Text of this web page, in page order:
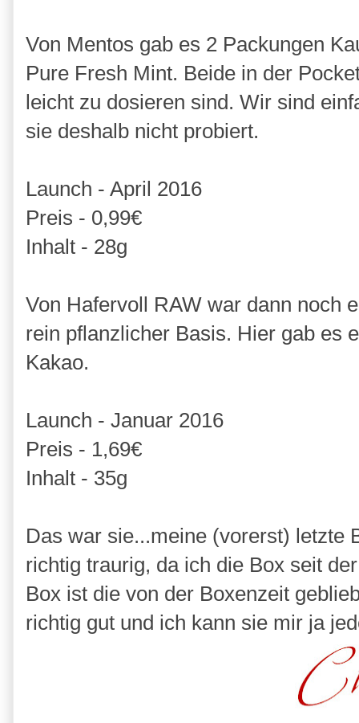
Von Mentos gab es 2 Packungen
Pure Fresh Mint. Beide in der
leicht zu dosieren sind. Wir sind
sie deshalb nicht probiert.
Launch - April 2016
Preis - 0,99€
Inhalt - 28g
Von Hafervoll RAW war dann noch
rein pflanzlicher Basis. Hier gab es
Kakao.
Launch - Januar 2016
Preis - 1,69€
Inhalt - 35g
Das war sie...meine (vorerst) letzte
richtig traurig, da ich die Box seit
Box ist die von der Boxenzeit
richtig gut und ich kann sie mir ja